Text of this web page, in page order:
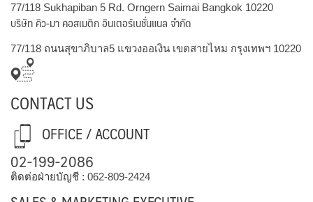
77/118 Sukhapiban 5 Rd. Orngern Saimai Bangkok 10220
บริษัท คิว-มา คอสเมติก อินเตอร์เนชั่นแนล จำกัด
77/118 ถนนสุขาภิบาล5 แขวงออเงิน เขตสายไหม กรุงเทพฯ 10220
CONTACT US
OFFICE / ACCOUNT
02-199-2086
ติดต่อฝ่ายบัญชี : 062-809-2424